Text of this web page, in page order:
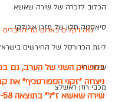
הכלוב לזכרה של שירה שאשא
סיאסטה חלון של מזרן איטלקי
ליגת הכדורסל של החירשים
שידור חי
מכבי רוזן ראשלצ
נווה דקלים באדום נגד
במשחק השני של הערב, גם
ניצחה "זקני הספורטכיף" את
שירה שאשא ז"ל" בתוצאה 64-58.